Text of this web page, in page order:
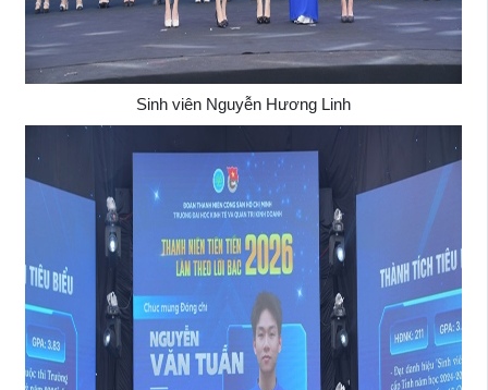
Sinh viên Nguyễn Hương Linh